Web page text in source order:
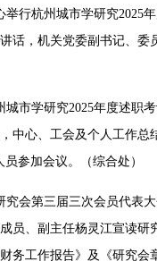
举行杭州城市学研究2025
话，机关党委副书记、委
市学研究2025年度述职
中心、工会及个人工作总
参加会议。（综合处）
究会第三届三次会员代表
员、副主任杨灵江宣读研
务工作报告》及《研究会